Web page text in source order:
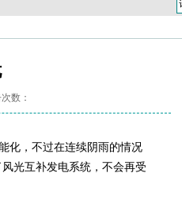
次数：
化，不过在连续阴雨的情况
光互补发电系统，不会再受